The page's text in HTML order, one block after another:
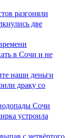
разгоняли
две
в Сочи и не
наши деньги
драку со
Сочи
устроила
с четвёртого